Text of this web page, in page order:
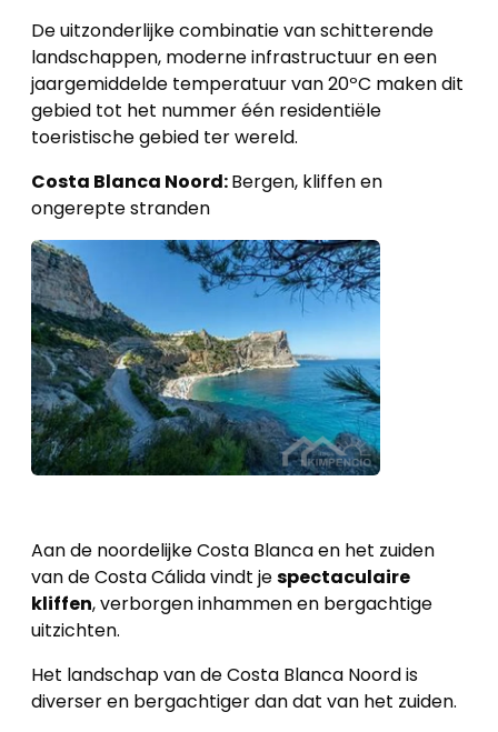
De uitzonderlijke combinatie van schitterende
landschappen, moderne infrastructuur en een
jaargemiddelde temperatuur van 20ºC maken dit
gebied tot het nummer één residentiële
toeristische gebied ter wereld.
Costa Blanca Noord:Bergen, kliffen en
ongerepte stranden
Aan de noordelijke Costa Blanca en het zuiden
van de Costa Cálida vindt jespectaculaire
kliffen, verborgen inhammen en bergachtige
uitzichten.
Het landschap van de Costa Blanca Noord is
diverser en bergachtiger dan dat van het zuiden.